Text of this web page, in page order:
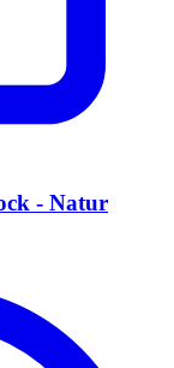
- Natur